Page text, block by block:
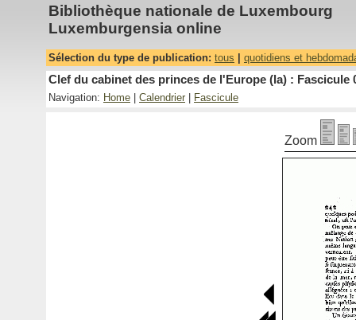
Bibliothèque nationale de Luxembourg
Luxemburgensia online
Sélection du type de publication: tous quotidiens et
Clef du cabinet des princes de l'Europe (la) : Fascicule
Navigation: Home Calendrier Fascicule
Zoom